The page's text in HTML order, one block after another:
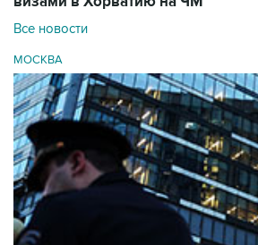
Все новости
МОСКВА